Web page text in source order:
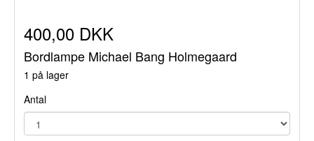
400,00 DKK
Bordlampe Michael Bang Holmegaard
1 på lager
Antal